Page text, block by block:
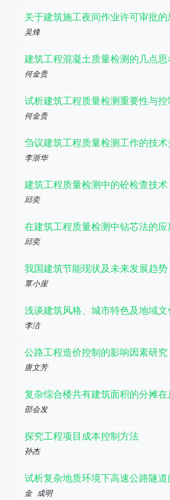
关于建筑施工夜间作业许可审批的
吴烽
建筑工程混凝土质量检测的几点思
何金贵
试析建筑工程质量检测重要性与控
何金贵
刍议建筑工程质量检测工作的技术
李浙华
建筑工程质量检测中的砼检查技术
邱奕
在建筑工程质量检测中钻芯法的应
邱奕
我国建筑节能现状及未来发展趋势
覃小崖
浅谈建筑风格、城市特色及地域文
李洁
公路工程造价控制的影响因素研究
唐文芳
复杂综合楼共有建筑面积的分摊
邵会发
探究工程项目成本控制方法
孙杰
试析复杂地质环境下高速公路隧
金 成明